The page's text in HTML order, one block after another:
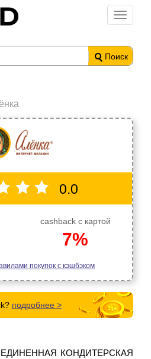
Toggle
Поиск
0.0
cashback с картой
7%
покупок с кэшбэком
подробнее >
КОНДИТЕРСКАЯ